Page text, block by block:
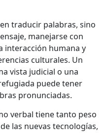
traducir palabras, sino
manejarse con
interacción humana y
culturales. Un
vista judicial o una
puede tener
pronunciadas.
verbal tiene tanto peso
las nuevas tecnologías,